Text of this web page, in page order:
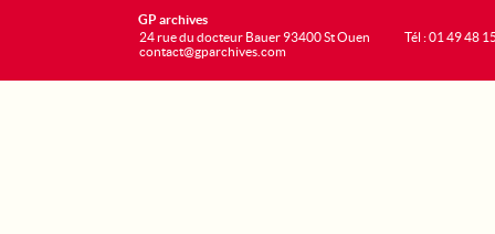
GP archives
24 rue du docteur Bauer 93400 St Ouen
contact@gparchives.com
Tél : 01 49 48